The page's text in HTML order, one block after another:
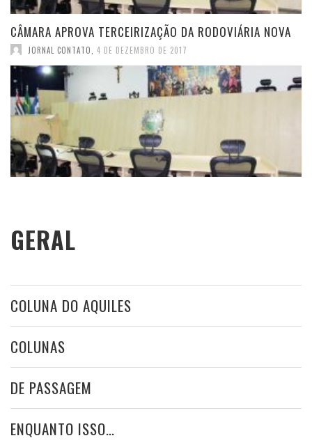
CÂMARA APROVA TERCEIRIZAÇÃO DA RODOVIÁRIA NOVA
JORNAL CONTATO 4 DE DEZEMBRO DE 2017
GERAL
COLUNA DO AQUILES
COLUNAS
DE PASSAGEM
ENQUANTO ISSO…